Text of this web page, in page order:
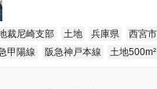
裁尼崎支部 土地 兵庫県 西宮市
甲陽線 阪急神戸本線 土地500m²